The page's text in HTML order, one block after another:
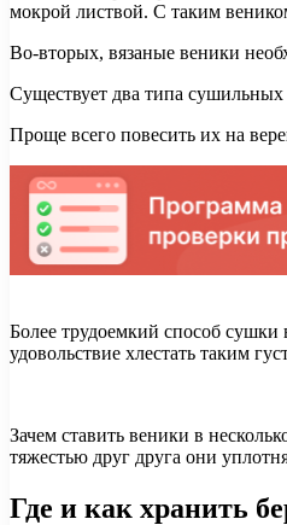
мокрой листвой. С таким
Во-вторых, вязаные веники
Существует два типа сушильных
Проще всего повесить их на
Более трудоемкий способ
удовольствие хлестать таким
Зачем ставить веники в
тяжестью друг друга они
Где и как хранить